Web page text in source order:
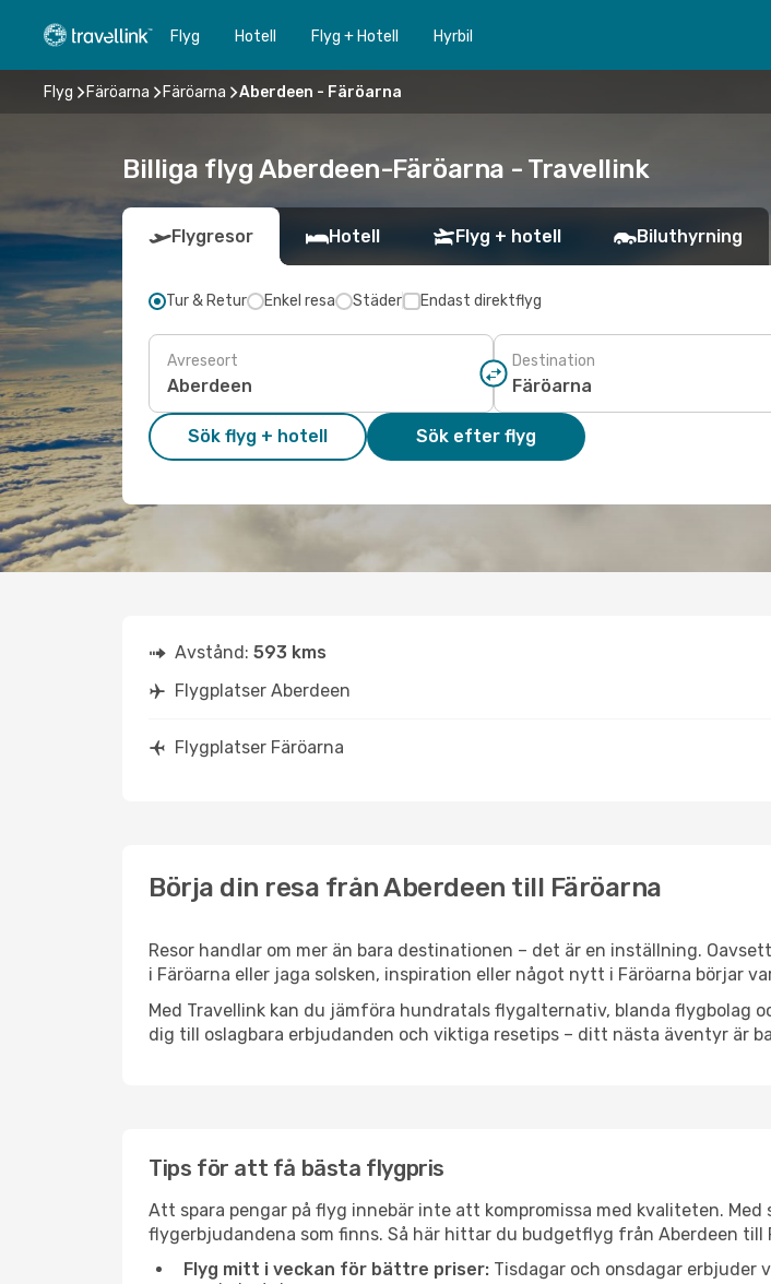
Flyg Hotell Flyg + Hotell Hyrbil
Flyg Färöarna Färöarna Aberdeen - Färöarna
Billiga flyg Aberdeen-Färöarna - Travellink
Flygresor Hotell Flyg + hotell Biluthyrning
Tur & Retur Enkel resa Städer Endast direktflyg
Avreseort Destination
Sök flyg + hotell Sök efter flyg
Avstånd: 593 kms
Flygplatser Aberdeen
Flygplatser Färöarna
Börja din resa från Aberdeen till Färöarna
Resor handlar om mer än bara destinationen – det är en inställning.
i Färöarna eller jaga solsken, inspiration eller något nytt i Färöarna börjar
Med Travellink kan du jämföra hundratals flygalternativ, blanda flygbolag
dig till oslagbara erbjudanden och viktiga resetips – ditt nästa äventyr är
Tips för att få bästa flygpris
Att spara pengar på flyg innebär inte att kompromissa med kvaliteten.
flygerbjudandena som finns. Så här hittar du budgetflyg från Aberdeen till
Flyg mitt i veckan för bättre priser: Tisdagar och onsdagar erbjuder